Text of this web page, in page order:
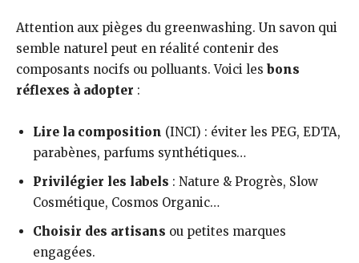
Attention aux pièges du greenwashing. Un savon qui
semble naturel peut en réalité contenir des
composants nocifs ou polluants. Voici les bons
réflexes à adopter :
Lire la composition (INCI) : éviter les PEG, EDTA,
parabènes, parfums synthétiques…
Privilégier les labels : Nature & Progrès, Slow
Cosmétique, Cosmos Organic…
Choisir des artisans ou petites marques
engagées.